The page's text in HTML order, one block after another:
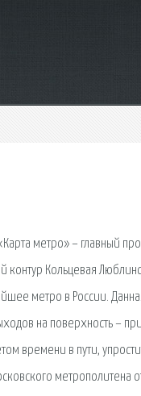
метро» – главный
Кольцевая
метро в России.
на поверхность –
времени в пути,
метрополитена